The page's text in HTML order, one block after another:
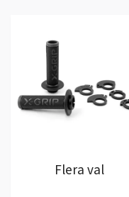
Flera val